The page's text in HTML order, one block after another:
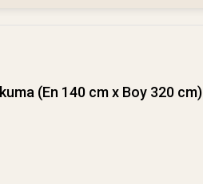
(En 140 cm x Boy 320 cm)